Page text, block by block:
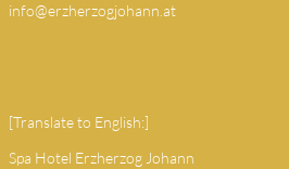
info@erzherzogjohann.at
[Translate to English:]
Spa Hotel Erzherzog Johann